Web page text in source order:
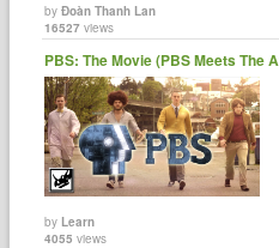
byĐoàn Thanh Lan
16527 views
PBS: The Movie (PBS Meets The
by Learn
4055 views